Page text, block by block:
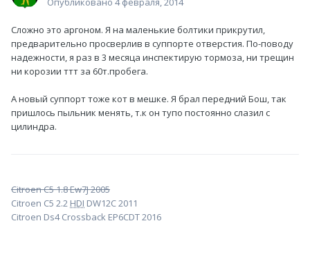
Сложно это аргоном. Я на маленькие болтики прикрутил,
предварительно просверлив в суппорте отверстия. По-поводу
надежности, я раз в 3 месяца инспектирую тормоза, ни трещин
ни корозии ттт за 60т.пробега.
А новый суппорт тоже кот в мешке. Я брал передний Бош, так
пришлось пыльник менять, т.к он тупо постоянно слазил с
цилиндра.
Citroen C5 1.8 Ew7J 2005
Citroen C5 2.2 HDI DW12C 2011
Citroen Ds4 Crossback EP6CDT 2016